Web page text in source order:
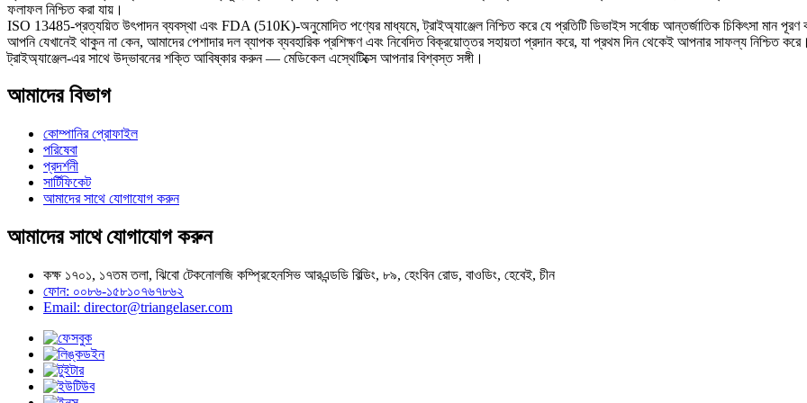
ISO 13485-প্রত্যয়িত উৎপাদন ব্যবস্থা এবং FDA (510K)-অনুমোদিত পণ্যের মাধ্যমে, ট্রাইঅ্যাঞ্জেল নিশ্চিত করে যে প্রতিটি ডিভাইস সর্বোচ্চ আন্তর্জাতিক চিকিৎসা মান পূরণ
আপনি যেখানেই থাকুন না কেন, আমাদের পেশাদার দল ব্যাপক ব্যবহারিক প্রশিক্ষণ এবং নিবেদিত বিক্রয়োত্তর সহায়তা প্রদান করে, যা প্রথম দিন থেকেই আপনার সাফল্য নিশ্চিত
ট্রাইঅ্যাঞ্জেল-এর সাথে উদ্ভাবনের শক্তি আবিষ্কার করুন — মেডিকেল এস্থেটিক্সে আপনার বিশ্বস্ত সঙ্গী।
আমাদের বিভাগ
পরিষেবা
প্রদর্শনী
সার্টিফিকেট
আমাদের সাথে যোগাযোগ করুন
ফোন: ০০৮৬-১৫৮১০৭৬৭৮৬২
Email: director@triangelaser.com